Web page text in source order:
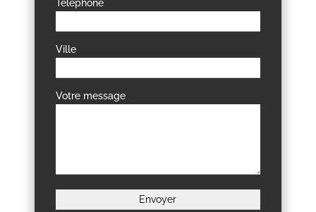
Téléphone
Ville
Votre message